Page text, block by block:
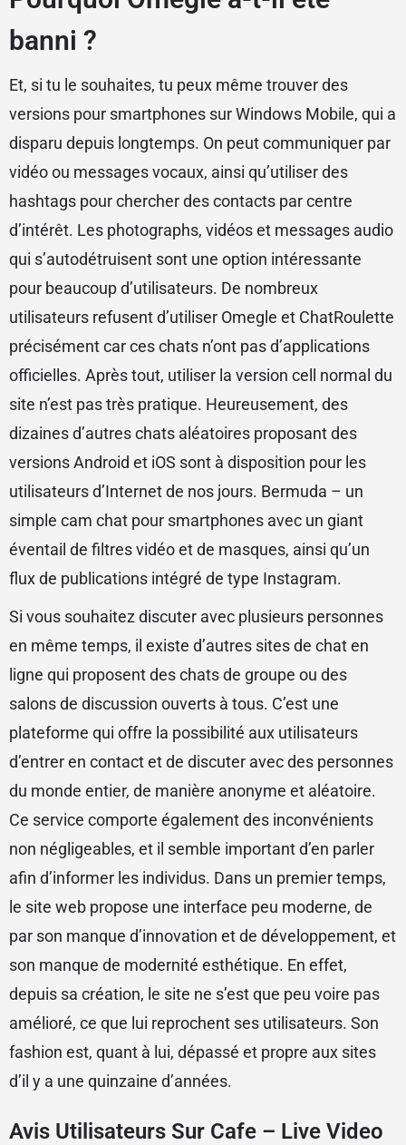
banni ?
Et, si tu le souhaites, tu peux même trouver des
versions pour smartphones sur Windows Mobile, qui a
disparu depuis longtemps. On peut communiquer par
vidéo ou messages vocaux, ainsi qu’utiliser des
hashtags pour chercher des contacts par centre
d’intérêt. Les photographs, vidéos et messages audio
qui s’autodétruisent sont une option intéressante
pour beaucoup d’utilisateurs. De nombreux
utilisateurs refusent d’utiliser Omegle et ChatRoulette
précisément car ces chats n’ont pas d’applications
officielles. Après tout, utiliser la version cell normal du
site n’est pas très pratique. Heureusement, des
dizaines d’autres chats aléatoires proposant des
versions Android et iOS sont à disposition pour les
utilisateurs d’Internet de nos jours. Bermuda – un
simple cam chat pour smartphones avec un giant
éventail de filtres vidéo et de masques, ainsi qu’un
flux de publications intégré de type Instagram.
Si vous souhaitez discuter avec plusieurs personnes
en même temps, il existe d’autres sites de chat en
ligne qui proposent des chats de groupe ou des
salons de discussion ouverts à tous. C’est une
plateforme qui offre la possibilité aux utilisateurs
d’entrer en contact et de discuter avec des personnes
du monde entier, de manière anonyme et aléatoire.
Ce service comporte également des inconvénients
non négligeables, et il semble important d’en parler
afin d’informer les individus. Dans un premier temps,
le site web propose une interface peu moderne, de
par son manque d’innovation et de développement, et
son manque de modernité esthétique. En effet,
depuis sa création, le site ne s’est que peu voire pas
amélioré, ce que lui reprochent ses utilisateurs. Son
fashion est, quant à lui, dépassé et propre aux sites
d’il y a une quinzaine d’années.
Avis Utilisateurs Sur Cafe – Live Video